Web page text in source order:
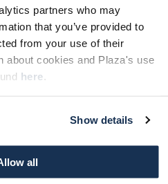
partners who may
that you’ve provided to
from your use of their
about cookies and Plaza's use
here.
Show details
all
project
Jansen Huybregts op het
onderhoud te plegen aan
Door op deze manier actief
onderhoud kunnen we